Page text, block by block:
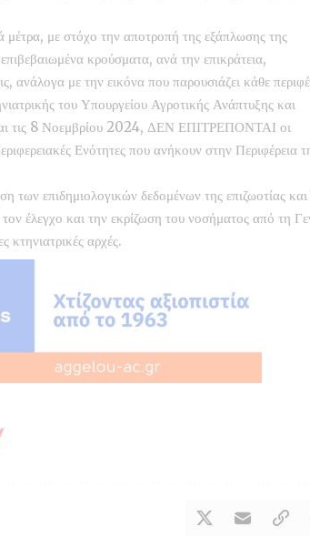
με στόχο την αποτροπή της εξάπλωσης της
κρούσματα, ανά την επικράτεια,
με την εικόνα που παρουσιάζει κάθε
του Υπουργείου Αγροτικής Ανάπτυξης και
τις 8 Νοεμβρίου 2024, ΔΕΝ ΕΠΙΤΡΕΠΟΝΤΑΙ οι
Ενότητες που ανήκουν στην Περιφέρεια
των επιδημιολογικών δεδομένων της επιζωοτίας
τον έλεγχο και την εκρίζωση του νοσήματος από τη
κτηνιατρικές αρχές.